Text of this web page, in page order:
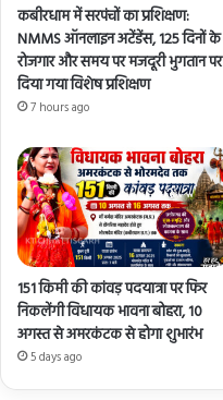
कबीरधाम में सरपंचों का प्रशिक्षण:
NMMS ऑनलाइन अटेंडेंस, 125 दिनों के
रोजगार और समय पर मजदूरी भुगतान पर
दिया गया विशेष प्रशिक्षण
7 hours ago
151 किमी की कांवड़ पदयात्रा पर फिर
निकलेंगी विधायक भावना बोहरा, 10
अगस्त से अमरकंटक से होगा शुभारंभ
5 days ago